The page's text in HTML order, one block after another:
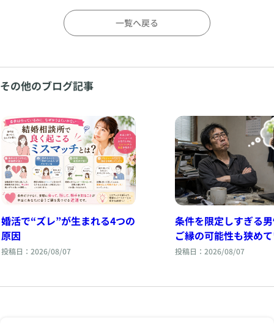
一覧へ戻る
その他のブログ記事
婚活で“ズレ”が生まれる4つの
原因
投稿日：2026/08/07
条件を限定しすぎる
ご縁の可能性も狭め
投稿日：2026/08/07